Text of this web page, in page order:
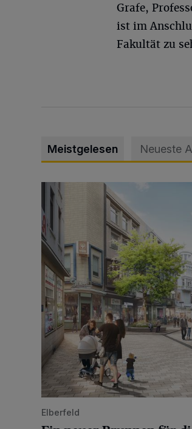
Grafe,
ist im
Fakultät zu
Meistgelesen Neueste
Ein neuer Brunnen für die Alte
Elberfeld